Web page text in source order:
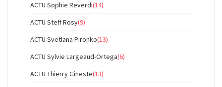
ACTU Sophie Reverdi(14)
ACTU Steff Rosy(9)
ACTU Svetlana Pironko(13)
ACTU Sylvie Largeaud-Ortega(6)
ACTU Thierry Gineste(13)